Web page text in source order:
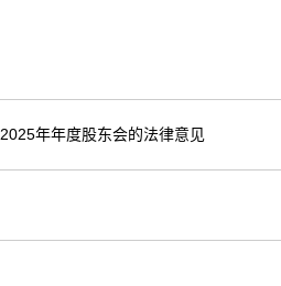
年年度股东会的法律意见